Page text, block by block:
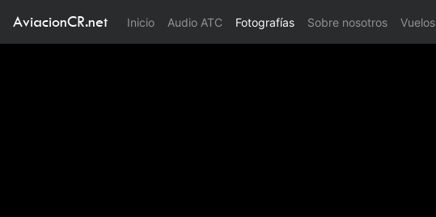
AviacionCR.net Inicio(current)
Audio ATC Fotografías Sobre nosotros Vuelos